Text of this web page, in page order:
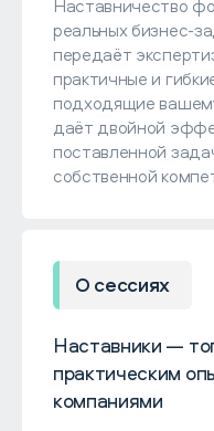
Наставничество
реальных бизнес-
передаёт
практичные и
подходящие
даёт двойной
поставленной
собственной
О сессиях
Наставники —
практическим
компаниями